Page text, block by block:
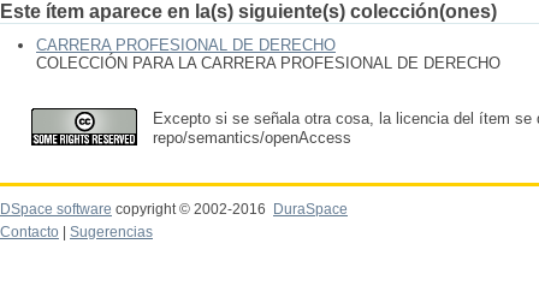
Este ítem aparece en la(s) siguiente(s) colección(ones)
CARRERA PROFESIONAL DE DERECHO
COLECCIÓN PARA LA CARRERA PROFESIONAL DE DERECHO
Excepto si se señala otra cosa, la licencia del ítem se
repo/semantics/openAccess
DSpace software copyright © 2002-2016
DuraSpace
Contacto
Sugerencias